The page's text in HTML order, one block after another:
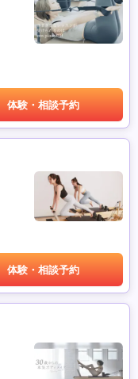
体験・相談予約
体験・相談予約